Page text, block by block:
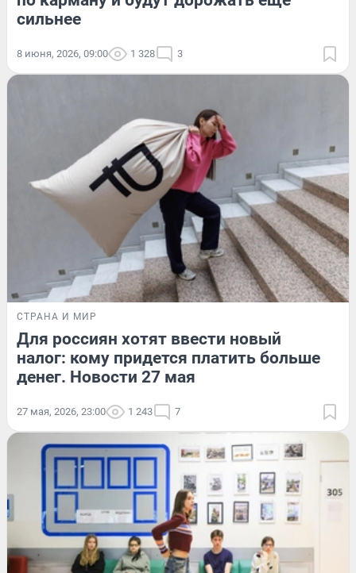
сильнее
8 июня, 2026, 09:00 1 328 3
СТРАНА И МИР
Для россиян хотят ввести новый
налог: кому придется платить больше
денег. Новости 27 мая
27 мая, 2026, 23:00 1 243 7